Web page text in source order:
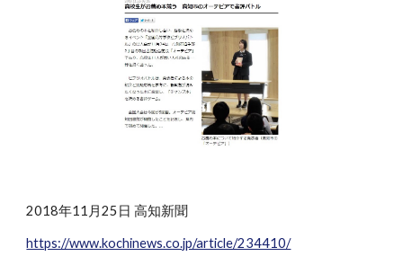
2018年11月25日 高知新聞
https://www.kochinews.co.jp/article/234410/